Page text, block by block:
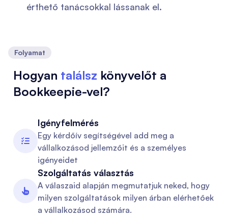
érthető tanácsokkal lássanak el.
Folyamat
Hogyan találsz könyvelőt a
Bookkeepie-vel?

Igényfelmérés
Egy kérdőív segítségével add meg a
vállalkozásod jellemzőit és a személyes
igényeidet

Szolgáltatás választás
A válaszaid alapján megmutatjuk neked, hogy
milyen szolgáltatások milyen árban elérhetőek
a vállalkozásod számára.